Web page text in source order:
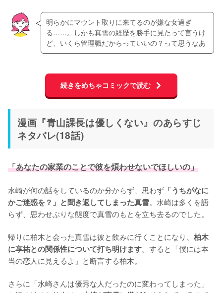
明らかにマウント取りに来てるのが嫌な女過ぎ
る……。しかも真雪の経歴を勝手に見たって言うけ
ど、いくら管理職だからっていいの？って思うなあ
続きをめちゃコミックで読む
漫画『青山課長は優しくない』のあらすじ
ネタバレ(18話)
「あなたの家業のことで彼を煩わせないでほしいの」
水崎が何の話をしているのか分からず、思わず 「うちがなに
かご迷惑を？」と聞き返してしまった真雪。水崎は多くを語
らず、思わせぶりな態度で真雪のもとを立ち去るのでした。
帰りに柏木と会った真雪は彼と飲みに行くことになり、 柏木
に享祐との関係性について打ち明けます。すると「僕には本
当の恋人に見えるよ」と断言する柏木。
さらに「水崎さんは優秀な人だったのに変わってしまった」